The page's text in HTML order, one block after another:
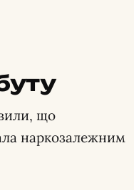
що
наркозалежним